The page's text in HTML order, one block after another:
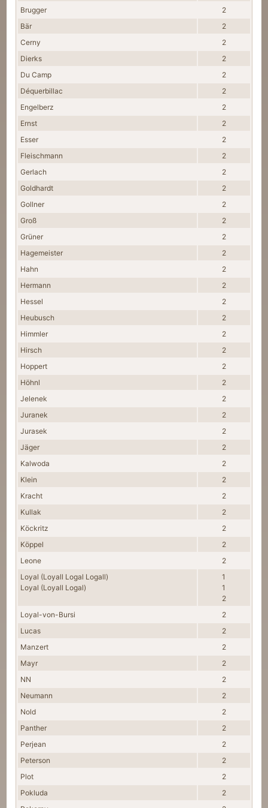
Brugger
2
Bär
2
Cerny
2
Dierks
2
Du Camp
2
Déquerbillac
2
Engelberz
2
Ernst
2
Esser
2
Fleischmann
2
Gerlach
2
Goldhardt
2
Gollner
2
Groß
2
Grüner
2
Hagemeister
2
Hahn
2
Hermann
2
Hessel
2
Heubusch
2
Himmler
2
Hirsch
2
Hoppert
2
Höhnl
2
Jelenek
2
Juranek
2
Jurasek
2
Jäger
2
Kalwoda
2
Klein
2
Kracht
2
Kullak
2
Köckritz
2
Köppel
2
Leone
2
Loyal (Loyall Logal Logall)
Loyal (Loyall Logal)
1
1
2
Loyal-von-Bursi
2
Lucas
2
Manzert
2
Mayr
2
NN
2
Neumann
2
Nold
2
Panther
2
Perjean
2
Peterson
2
Plot
2
Pokluda
2